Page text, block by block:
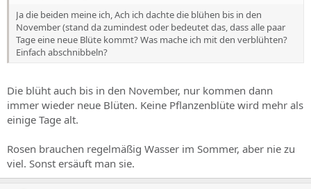
Ja die beiden meine ich, Ach ich dachte die blühen bis in den
November (stand da zumindest oder bedeutet das, dass alle paar
Tage eine neue Blüte kommt? Was mache ich mit den verblühten?
Einfach abschnibbeln?
Die blüht auch bis in den November, nur kommen dann
immer wieder neue Blüten. Keine Pflanzenblüte wird mehr als
einige Tage alt.
Rosen brauchen regelmäßig Wasser im Sommer, aber nie zu
viel. Sonst ersäuft man sie.